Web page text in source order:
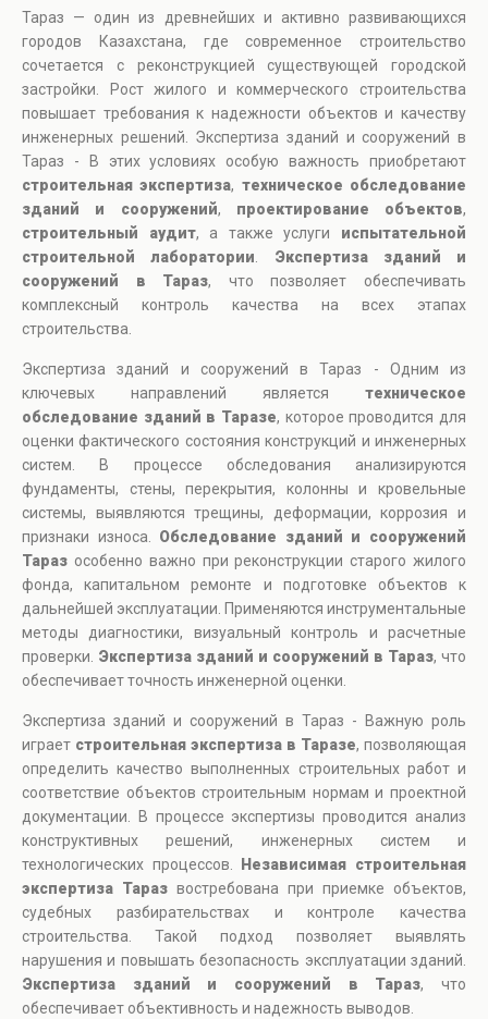
Тараз — один из древнейших и активно развивающихся
городов Казахстана, где современное строительство
сочетается с реконструкцией существующей городской
застройки. Рост жилого и коммерческого строительства
повышает требования к надежности объектов и качеству
инженерных решений. Экспертиза зданий и сооружений в
Тараз - В этих условиях особую важность приобретают
строительная экспертиза, техническое обследование
зданий и сооружений, проектирование объектов,
строительный аудит, а также услуги испытательной
строительной лаборатории
Экспертиза зданий и
сооружений в Тараз, что позволяет обеспечивать
комплексный контроль качества на всех этапах
строительства.
Экспертиза зданий и сооружений в Тараз - Одним из
ключевых направлений является техническое
обследование зданий в Таразе, которое проводится для
оценки фактического состояния конструкций и инженерных
систем. В процессе обследования анализируются
фундаменты, стены, перекрытия, колонны и кровельные
системы, выявляются трещины, деформации, коррозия и
признаки износа. Обследование зданий и сооружений
Тараз особенно важно при реконструкции старого жилого
фонда, капитальном ремонте и подготовке объектов к
дальнейшей эксплуатации. Применяются инструментальные
методы диагностики, визуальный контроль и расчетные
проверки. Экспертиза зданий и сооружений в Тараз, что
обеспечивает точность инженерной оценки.
Экспертиза зданий и сооружений в Тараз - Важную роль
играет строительная экспертиза в Таразе, позволяющая
определить качество выполненных строительных работ и
соответствие объектов строительным нормам и проектной
документации. В процессе экспертизы проводится анализ
конструктивных решений, инженерных систем и
технологических процессов.
Независимая строительная
экспертиза Тараз востребована при приемке объектов,
судебных разбирательствах и контроле качества
строительства. Такой подход позволяет выявлять
нарушения и повышать безопасность эксплуатации зданий.
Экспертиза зданий и сооружений в Тараз, что
обеспечивает объективность и надежность выводов.